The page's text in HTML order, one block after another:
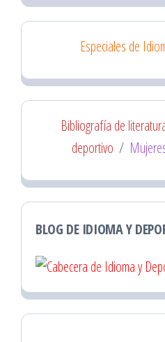
Especiales de
Bibliografía de
deportivo /
BLOG DE IDIOMA Y